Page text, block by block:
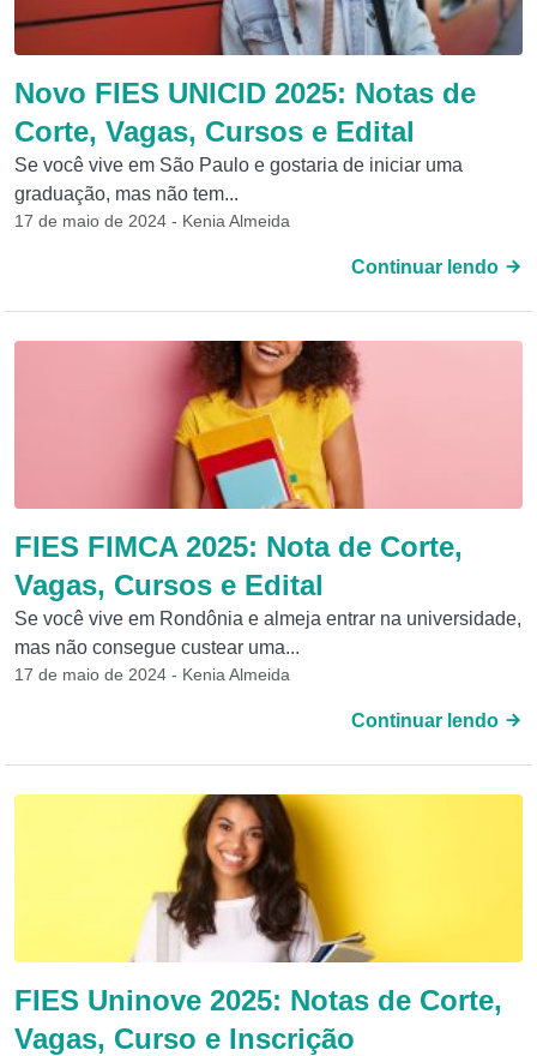
Novo FIES UNICID 2025: Notas de
Corte, Vagas, Cursos e Edital
Se você vive em São Paulo e gostaria de iniciar uma
graduação, mas não tem...
17 de maio de 2024 - Kenia Almeida
Continuar lendo
FIES FIMCA 2025: Nota de Corte,
Vagas, Cursos e Edital
Se você vive em Rondônia e almeja entrar na universidade,
mas não consegue custear uma...
17 de maio de 2024 - Kenia Almeida
Continuar lendo
FIES Uninove 2025: Notas de Corte,
Vagas, Curso e Inscrição